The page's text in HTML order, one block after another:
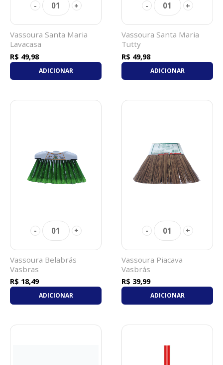
- 01 +
Vassoura Santa Maria
Lavacasa
R$ 49,98
ADICIONAR
- 01 +
Vassoura Santa Maria
Tutty
R$ 49,98
ADICIONAR
- 01 +
Vassoura Belabrás
Vasbras
R$ 18,49
ADICIONAR
- 01 +
Vassoura Piacava
Vasbrás
R$ 39,99
ADICIONAR